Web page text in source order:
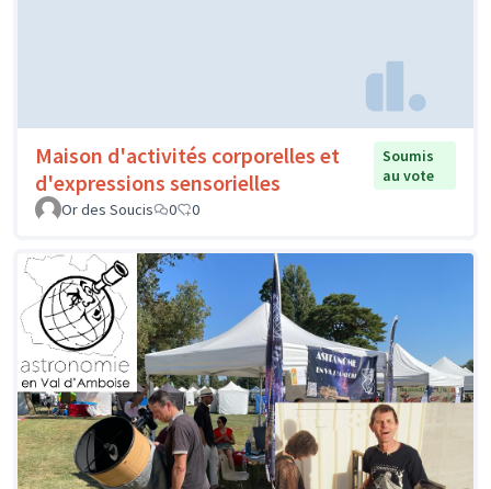
Maison d'activités corporelles et
d'expressions sensorielles
Soumis
au vote
Or des Soucis
0 0